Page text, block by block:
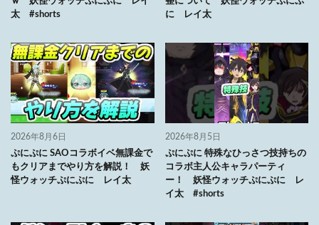
太 #shorts
に レイ太
2026年8月6日
ぷにぷに SAOコラボイベ無課金で
もクリアまでやり方を解説！ 妖
怪ウォッチぷにぷに レイ太
2026年8月5日
ぷにぷに 特殊なひっさつ技持ちの
コラボ主人公キャラパーティ
ー！ 妖怪ウォッチぷにぷに レ
イ太 #shorts